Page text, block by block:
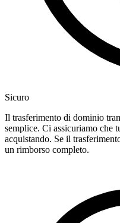
Sicuro
Il trasferimento di dominio
semplice. Ci assicuriamo che
acquistando. Se il
un rimborso completo.